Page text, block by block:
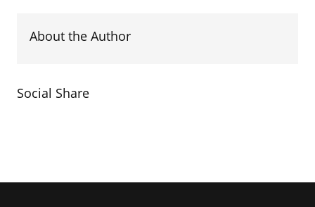
About the Author
Social Share